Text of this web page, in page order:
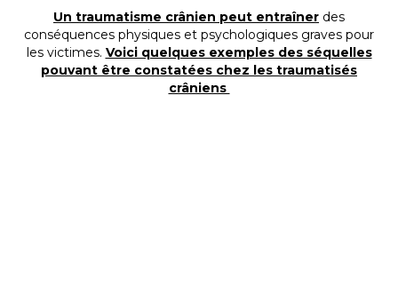
Un traumatisme crânien peut entraîner des
conséquences physiques et psychologiques graves pour
les victimes. Voici quelques exemples des séquelles
pouvant être constatées chez les traumatisés
crâniens